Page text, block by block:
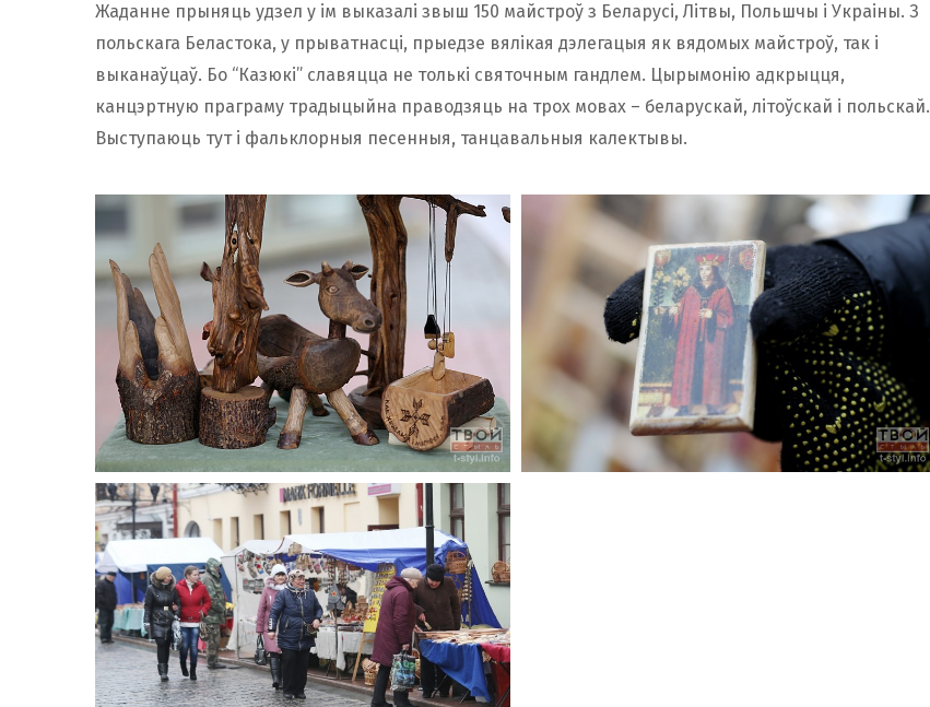
Жаданне прыняць удзел у ім выказалі звыш 150 майстроў з Беларусі, Літвы, Польшчы і Украіны. З
польскага Беластока, у прыватнасці, прыедзе вялікая дэлегацыя як вядомых майстроў, так і
выканаўцаў. Бо “Казюкі” славяцца не толькі святочным гандлем. Цырымонію адкрыцця,
канцэртную праграму традыцыйна праводзяць на трох мовах – беларускай, літоўскай і польскай.
Выступаюць тут і фальклорныя песенныя, танцавальныя калектывы.